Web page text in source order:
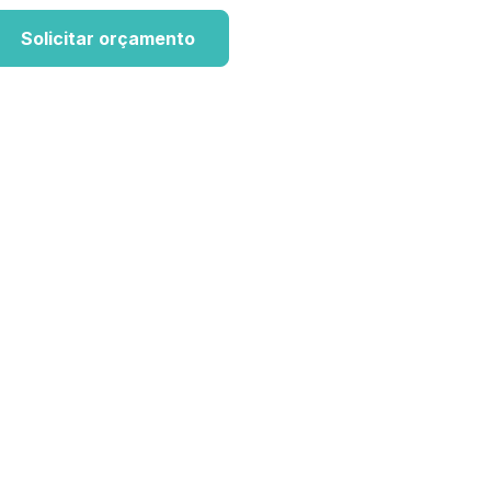
Solicitar orçamento